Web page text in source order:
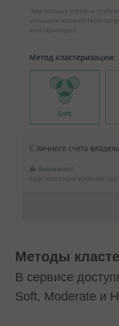
Методы
В сервисе
Soft, Moderate и